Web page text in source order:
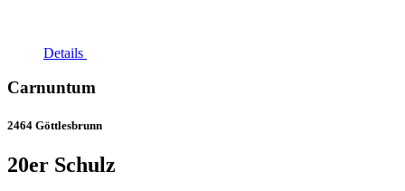
Details
Carnuntum
2464 Göttlesbrunn
20er Schulz